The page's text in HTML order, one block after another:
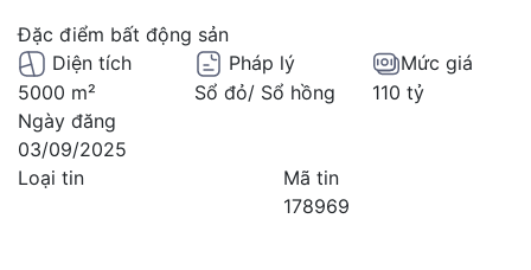
Đặc điểm bất động sản
Diện tích
5000 m²
Pháp lý
Sổ đỏ/ Sổ hồng
Mức giá
110 tỷ
Ngày đăng
03/09/2025
Loại tin
Mã tin
178969